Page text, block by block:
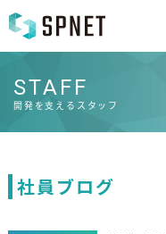
STAFF
開発を支えるスタッフ
社員ブログ